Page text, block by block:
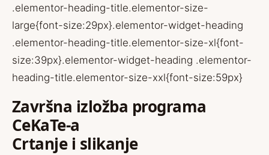
.elementor-heading-title.elementor-size-
large{font-size:29px}.elementor-widget-heading
.elementor-heading-title.elementor-size-xl{font-
size:39px}.elementor-widget-heading .elementor-
heading-title.elementor-size-xxl{font-size:59px}
Završna izložba programa
CeKaTe-a
Crtanje i slikanje